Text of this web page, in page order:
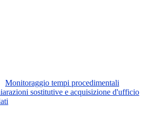
Monitoraggio tempi procedimentali
sostitutive e acquisizione d'ufficio